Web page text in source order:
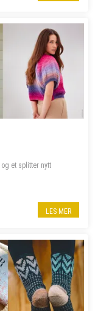
og et splitter nytt
LES MER